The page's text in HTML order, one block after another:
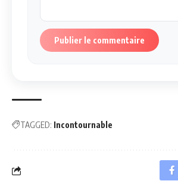
Publier le commentaire
TAGGED: Incontournable